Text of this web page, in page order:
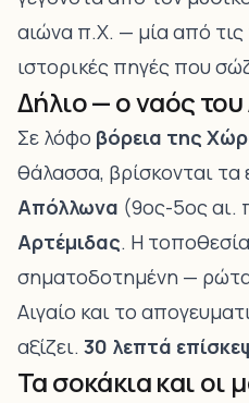
αιώνα π.Χ. — μία από
ιστορικές πηγές που
Δήλιο — ο ναός
Σε λόφο βόρεια της
θάλασσα, βρίσκονται τα
Απόλλωνα (9ος-5ος αι.
Αρτέμιδας. Η τοποθεσία
σηματοδοτημένη —
Αιγαίο και το
αξίζει. 30 λεπτά
Τα σοκάκια και οι